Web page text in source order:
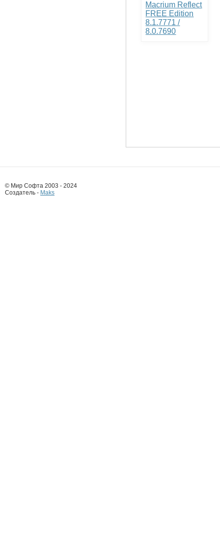
Macrium Reflect
FREE Edition
8.1.7771 /
8.0.7690
© Мир Софта 2003 - 2024
Создатель - Maks